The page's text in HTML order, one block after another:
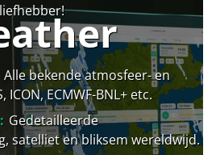
Alle bekende atmosfeer- en
ICON, ECMWF-BNL+ etc.
Gedetailleerde
satelliet en bliksem wereldwijd.